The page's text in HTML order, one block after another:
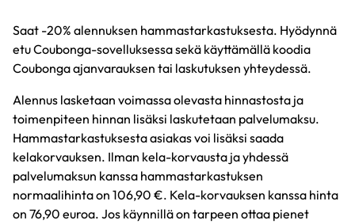
Saat -20% alennuksen hammastarkastuksesta. Hyödynnä
etu Coubonga-sovelluksessa sekä käyttämällä koodia
Coubonga ajanvarauksen tai laskutuksen yhteydessä.
Alennus lasketaan voimassa olevasta hinnastosta ja
toimenpiteen hinnan lisäksi laskutetaan palvelumaksu.
Hammastarkastuksesta asiakas voi lisäksi saada
kelakorvauksen. Ilman kela-korvausta ja yhdessä
palvelumaksun kanssa hammastarkastuksen
normaalihinta on 106,90 €. Kela-korvauksen kanssa hinta
on 76,90 euroa. Jos käynnillä on tarpeen ottaa pienet